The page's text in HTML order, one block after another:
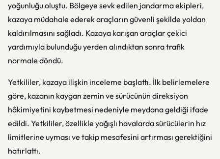
yoğunluğu oluştu. Bölgeye sevk edilen jandarma ekipleri,
kazaya müdahale ederek araçların güvenli şekilde yoldan
kaldırılmasını sağladı. Kazaya karışan araçlar çekici
yardımıyla bulunduğu yerden alındıktan sonra trafik
normale döndü.
Yetkililer, kazaya ilişkin inceleme başlattı. İlk belirlemelere
göre, kazanın kaygan zemin ve sürücünün direksiyon
hâkimiyetini kaybetmesi nedeniyle meydana geldiği ifade
edildi. Yetkililer, özellikle yağışlı havalarda sürücülerin hız
limitlerine uyması ve takip mesafesini artırması gerektiğini
hatırlattı.